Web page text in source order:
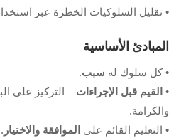
• تقليل السلوكيات الخطرة عبر استخدام
المبادئ الأساسية
• كل سلوك له سبب.
• القيم قبل الإجراءات – التركيز على
والكرامة.
• التعليم القائم على الموافقة والاختيار .